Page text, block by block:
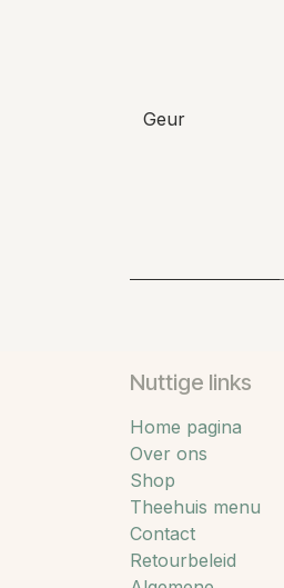
Geur
Nuttige links
Home pagina
Over ons
Shop
Theehuis menu
Contact
Retourbeleid